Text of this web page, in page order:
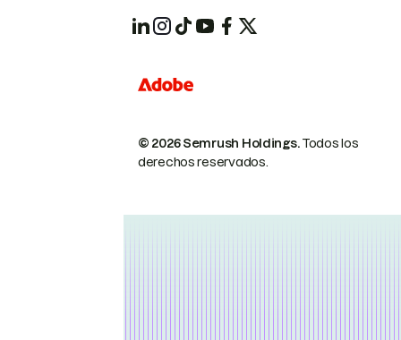
© 2026 Semrush Holdings.Todos los
derechos reservados.